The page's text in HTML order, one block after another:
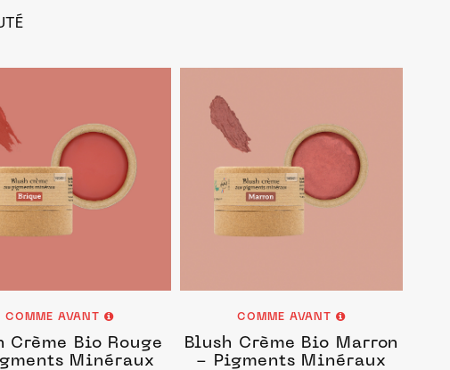
COMME AVANT
Crème Bio Rouge
Minéraux
COMME AVANT
Blush Crème Bio Marron
- Pigments Minéraux